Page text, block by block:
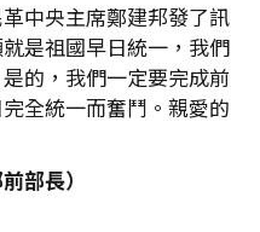
中央主席鄭建邦發了訊
是祖國早日統一，我們
的，我們一定要完成前
全統一而奮鬥。親愛的
部長）